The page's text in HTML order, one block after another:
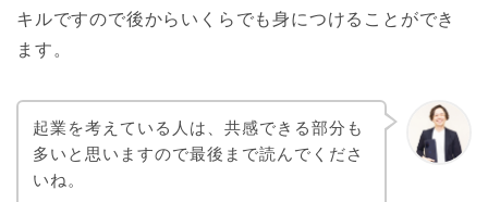
キルですので後からいくらでも身につけることができ
ます。
起業を考えている人は、共感できる部分も
多いと思いますので最後まで読んでくださ
いね。